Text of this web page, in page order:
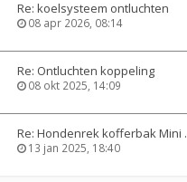
Re: koelsysteem ontluchten
08 apr 2026, 08:14
Re: Ontluchten koppeling
08 okt 2025, 14:09
Re: Hondenrek kofferbak Mini
13 jan 2025, 18:40